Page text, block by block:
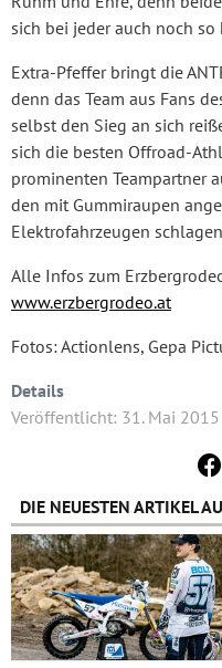
sich bei jeder auch noch
Extra-Pfeffer bringt die
denn das Team aus Fans
selbst den Sieg an sich
sich die besten Offroad-
prominenten Teampartner
den mit Gummiraupen
Elektrofahrzeugen
Alle Infos zum
www.erzbergrodeo.at
Fotos: Actionlens, Gepa
Details
Veröffentlicht: 31. Mai 2015
DIE NEUESTEN ARTIKEL